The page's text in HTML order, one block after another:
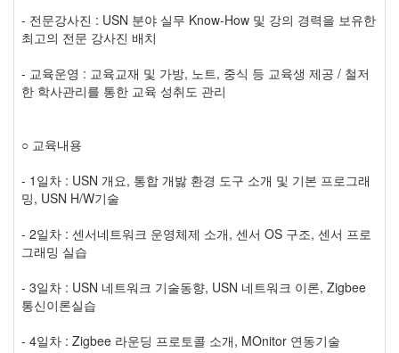
- 전문강사진 : USN 분야 실무 Know-How 및 강의 경력을 보유한
최고의 전문 강사진 배치
- 교육운영 : 교육교재 및 가방, 노트, 중식 등 교육생 제공 / 철저
한 학사관리를 통한 교육 성취도 관리
○ 교육내용
- 1일차 : USN 개요, 통합 개밣 환경 도구 소개 및 기본 프로그래
밍, USN H/W기술
- 2일차 : 센서네트워크 운영체제 소개, 센서 OS 구조, 센서 프로
그래밍 실습
- 3일차 : USN 네트워크 기술동향, USN 네트워크 이론, Zigbee
통신이론실습
- 4일차 : Zigbee 라운딩 프로토콜 소개, MOnitor 연동기술